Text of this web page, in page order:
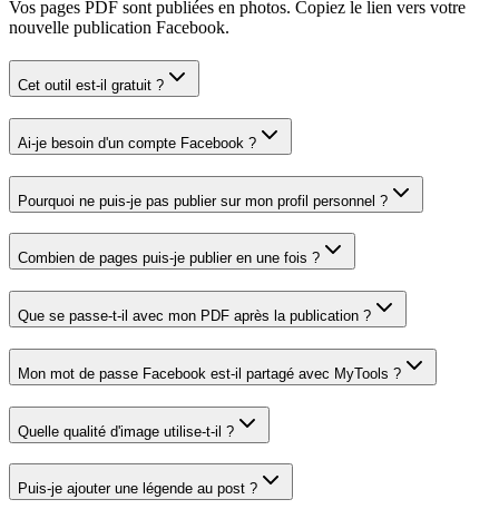
Vos pages PDF sont publiées en photos. Copiez le lien vers votre
nouvelle publication Facebook.
Cet outil est-il gratuit ?
Ai-je besoin d'un compte Facebook ?
Pourquoi ne puis-je pas publier sur mon profil personnel ?
Combien de pages puis-je publier en une fois ?
Que se passe-t-il avec mon PDF après la publication ?
Mon mot de passe Facebook est-il partagé avec MyTools ?
Quelle qualité d'image utilise-t-il ?
Puis-je ajouter une légende au post ?